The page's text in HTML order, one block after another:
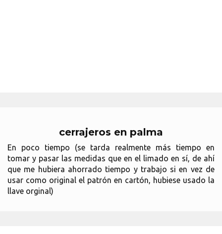
cerrajeros en palma
En poco tiempo (se tarda realmente más tiempo en
tomar y pasar las medidas que en el limado en sí, de ahí
que me hubiera ahorrado tiempo y trabajo si en vez de
usar como original el patrón en cartón, hubiese usado la
llave orginal)